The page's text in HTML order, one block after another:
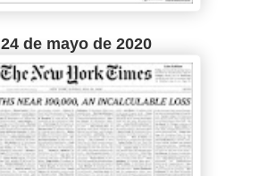
24 de mayo de 2020